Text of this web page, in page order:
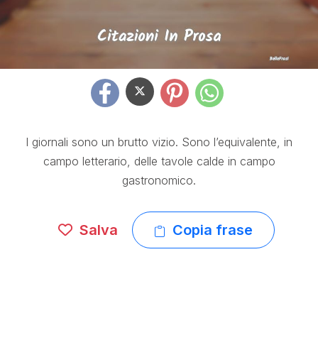
I giornali sono un brutto vizio. Sono l’equivalente, in
campo letterario, delle tavole calde in campo
gastronomico.
Salva Copia frase